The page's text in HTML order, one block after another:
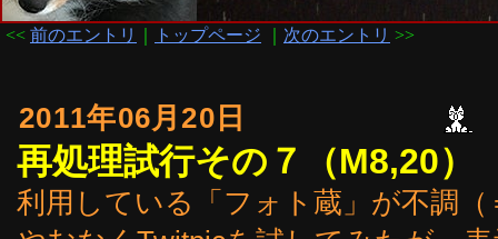
<< 前のエントリ トップページ 次のエントリ >>
2011年06月20日
再処理試行その７（M8,20）
利用している「フォト蔵」が不調（